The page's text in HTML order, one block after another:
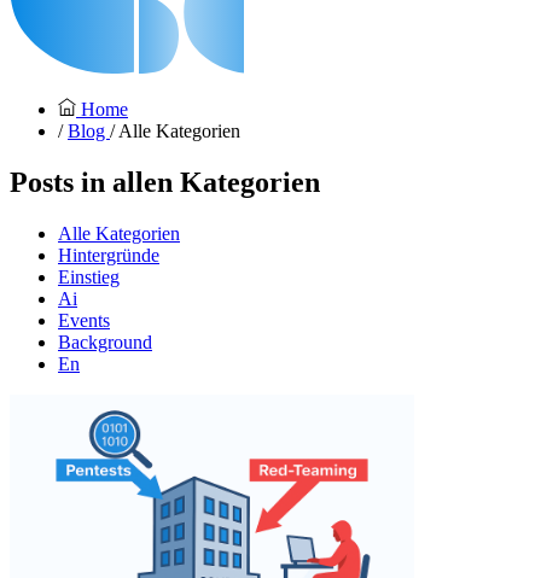
Home
/Blog / Alle Kategorien
Posts in allen Kategorien
Alle Kategorien
Hintergründe
Einstieg
Ai
Events
Background
En